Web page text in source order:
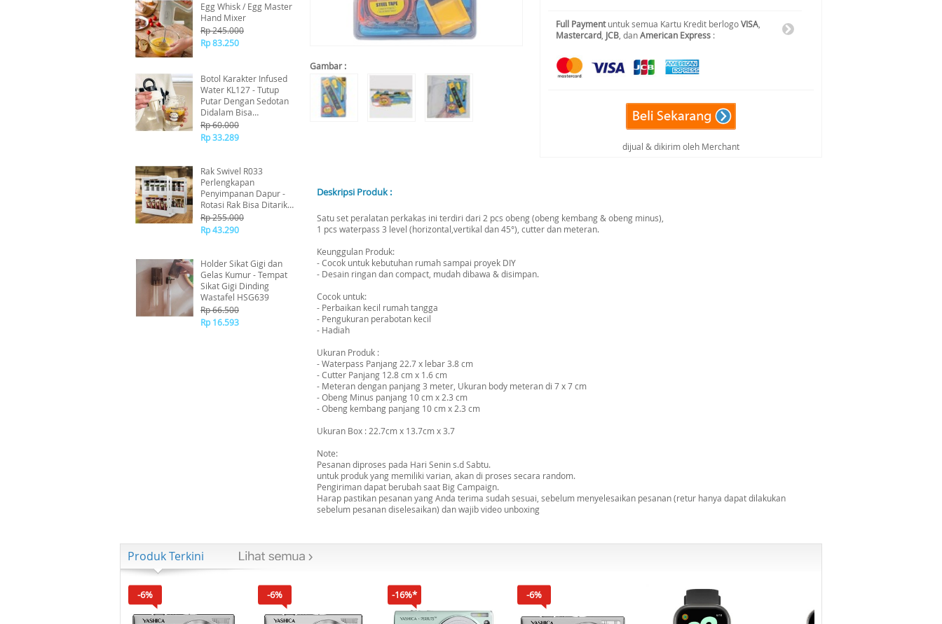
Egg Whisk / Egg Master
Hand Mixer
Rp 245.000
Rp 83.250
Botol Karakter Infused
Water KL127 - Tutup
Putar Dengan Sedotan
Didalam Bisa
Digantung Mudah
Dipegang
Rp 60.000
Rp 33.289
Rak Swivel R033
Perlengkapan
Penyimpanan Dapur -
Rotasi Rak Bisa Ditarik
Keluar Dan Diputer
Kedepan
Rp 255.000
Rp 43.290
Holder Sikat Gigi dan
Gelas Kumur - Tempat
Sikat Gigi Dinding
Wastafel HSG639
Rp 66.500
Rp 16.593
Gambar :
Full Paymentuntuk semua Kartu Kredit berlogoVISA
Mastercard JCB , danAmerican Express :
dijual & dikirim oleh Merchant
Deskripsi Produk :
Satu set peralatan perkakas ini terdiri dari 2 pcs obeng (obeng kembang & obeng minus),
1 pcs waterpass 3 level (horizontal,vertikal dan 45°), cutter dan meteran.
Keunggulan Produk:
- Cocok untuk kebutuhan rumah sampai proyek DIY
- Desain ringan dan compact, mudah dibawa & disimpan.
Cocok untuk:
- Perbaikan kecil rumah tangga
- Pengukuran perabotan kecil
- Hadiah
Ukuran Produk :
- Waterpass Panjang 22.7 x lebar 3.8 cm
- Cutter Panjang 12.8 cm x 1.6 cm
- Meteran dengan panjang 3 meter, Ukuran body meteran di 7 x 7 cm
- Obeng Minus panjang 10 cm x 2.3 cm
- Obeng kembang panjang 10 cm x 2.3 cm
Ukuran Box : 22.7cm x 13.7cm x 3.7
Note:
Pesanan diproses pada Hari Senin s.d Sabtu.
untuk produk yang memiliki varian, akan di proses secara random.
Pengiriman dapat berubah saat Big Campaign.
Harap pastikan pesanan yang Anda terima sudah sesuai, sebelum menyelesaikan pesanan (retur hanya dapat dilakukan
sebelum pesanan diselesaikan) dan wajib video unboxing
Produk Terkini
-6% -6% -16%* -6%